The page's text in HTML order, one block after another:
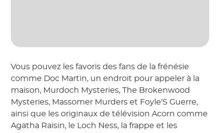
Vous pouvez les favoris des fans de la frénésie
comme Doc Martin, un endroit pour appeler à la
maison, Murdoch Mysteries, The Brokenwood
Mysteries, Massomer Murders et Foyle'S Guerre,
ainsi que les originaux de télévision Acorn comme
Agatha Raisin, le Loch Ness, la frappe et les